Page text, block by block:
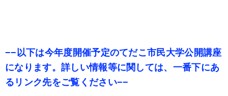
−−以下は今年度開催予定のてだこ市民大学公開講座
になります。詳しい情報等に関しては、一番下にあ
るリンク先をご覧ください−−